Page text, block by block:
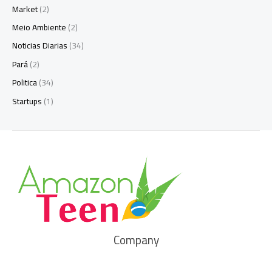
Market(2)
Meio Ambiente(2)
Noticias Diarias(34)
Pará(2)
Politica(34)
Startups(1)
Company